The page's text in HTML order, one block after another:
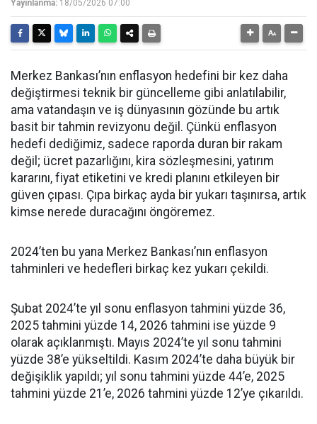
Yayınlanma: 18/05/2026 07:00
Merkez Bankası’nın enflasyon hedefini bir kez daha
değiştirmesi teknik bir güncelleme gibi anlatılabilir,
ama vatandaşın ve iş dünyasının gözünde bu artık
basit bir tahmin revizyonu değil. Çünkü enflasyon
hedefi dediğimiz, sadece raporda duran bir rakam
değil; ücret pazarlığını, kira sözleşmesini, yatırım
kararını, fiyat etiketini ve kredi planını etkileyen bir
güven çıpası. Çıpa birkaç ayda bir yukarı taşınırsa, artık
kimse nerede duracağını öngöremez.
2024’ten bu yana Merkez Bankası’nın enflasyon
tahminleri ve hedefleri birkaç kez yukarı çekildi.
Şubat 2024’te yıl sonu enflasyon tahmini yüzde 36,
2025 tahmini yüzde 14, 2026 tahmini ise yüzde 9
olarak açıklanmıştı. Mayıs 2024’te yıl sonu tahmini
yüzde 38’e yükseltildi. Kasım 2024’te daha büyük bir
değişiklik yapıldı; yıl sonu tahmini yüzde 44’e, 2025
tahmini yüzde 21’e, 2026 tahmini yüzde 12’ye çıkarıldı.